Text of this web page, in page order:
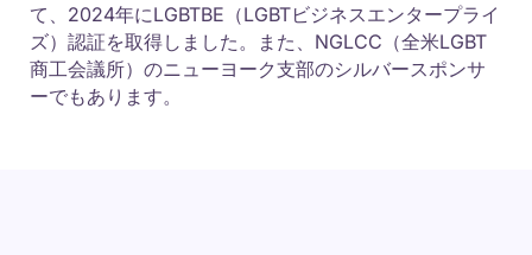
て、2024年にLGBTBE（LGBTビジネスエンタープライ
ズ）認証を取得しました。また、NGLCC（全米LGBT
商工会議所）のニューヨーク支部のシルバースポンサ
ーでもあります。